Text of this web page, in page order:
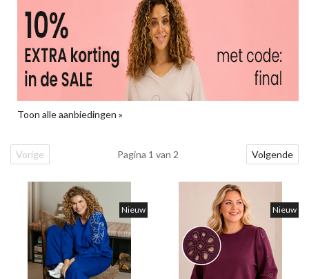
Toon alle aanbiedingen »
Vorige Pagina 1 van 2 Volgende
Nieuw Nieuw